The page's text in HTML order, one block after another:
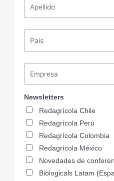
Newsletters
Redagrícola Chile
Redagrícola Perú
Redagrícola Colombia
Redagrícola México
Novedades de
Biologicals Latam